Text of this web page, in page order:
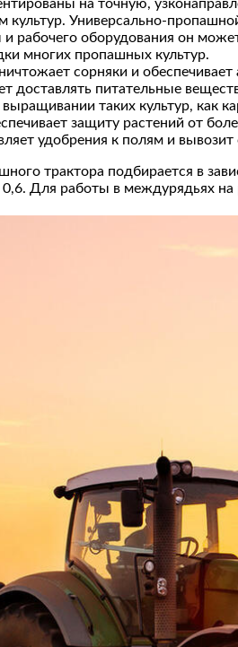
на точную,
Универсально-
рабочего оборудования он
многих пропашных культур.
сорняки и
доставлять питательные
таких культур, как
защиту растений от
удобрения к полям и
трактора подбирается в
0,6. Для работы в междурядьях